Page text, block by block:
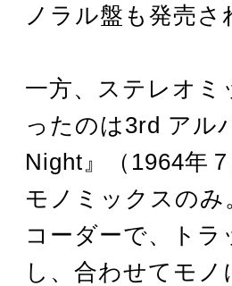
ノラル盤も発売さ
一方、ステレオ
ったのは3rd アル
Night』（1964年
モノミックスの
コーダーで、ト
し、合わせてモ